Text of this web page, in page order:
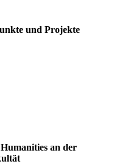
und Projekte
an der